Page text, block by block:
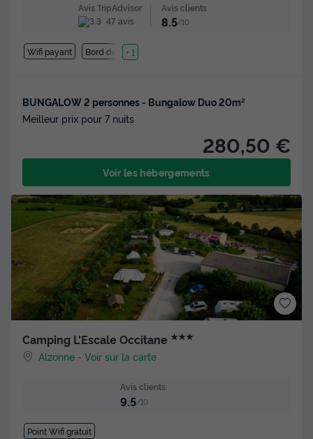
Avis TripAdvisor
47 avis
Avis clients
8.5/10
Wifi payant Bord de mer
+ 1
BUNGALOW 2 personnes - Bungalow Duo 20m²
Meilleur prix pour 7 nuits
280,50 €
Voir les hébergements
Camping L'Escale Occitane ★★★
Alzonne -Voir sur la carte
Avis clients
9.5/10
Point Wifi gratuit